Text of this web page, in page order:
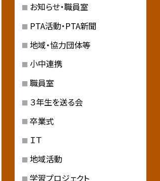
お知らせ・職員室
PTA活動・PTA新聞
地域・協力団体等
小中連携
職員室
３年生を送る会
卒業式
ＩＴ
地域活動
学習プロジェクト